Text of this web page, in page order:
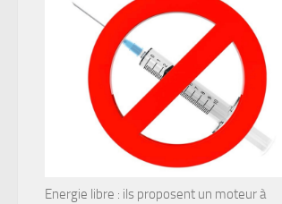
Energie libre : ils proposent un moteur à